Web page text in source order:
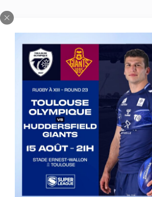
PRÉCÉDENT
beIN Sports - Le programme (4 au 8 octobre 2017)
Publications similaires